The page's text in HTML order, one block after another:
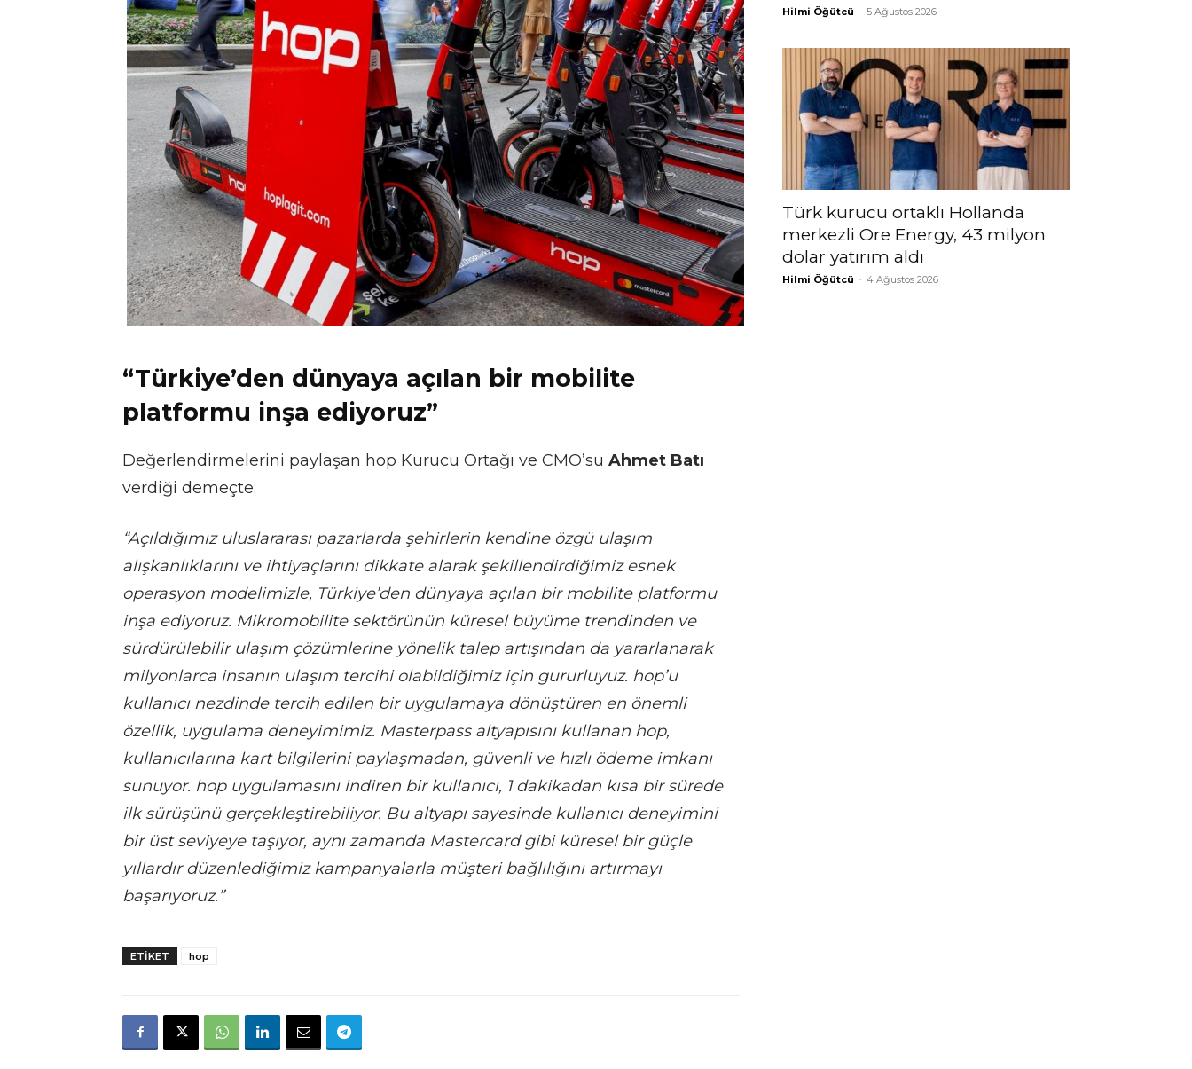
“Türkiye’den dünyaya açılan bir mobilite
platformu inşa ediyoruz”
Değerlendirmelerini paylaşan hop Kurucu Ortağı ve CMO’su Ahmet Batı
verdiği demeçte;
“Açıldığımız uluslararası pazarlarda şehirlerin kendine özgü ulaşım
alışkanlıklarını ve ihtiyaçlarını dikkate alarak şekillendirdiğimiz esnek
operasyon modelimizle, Türkiye’den dünyaya açılan bir mobilite platformu
inşa ediyoruz. Mikromobilite sektörünün küresel büyüme trendinden ve
sürdürülebilir ulaşım çözümlerine yönelik talep artışından da yararlanarak
milyonlarca insanın ulaşım tercihi olabildiğimiz için gururluyuz. hop’u
kullanıcı nezdinde tercih edilen bir uygulamaya dönüştüren en önemli
özellik, uygulama deneyimimiz. Masterpass altyapısını kullanan hop,
kullanıcılarına kart bilgilerini paylaşmadan, güvenli ve hızlı ödeme imkanı
sunuyor. hop uygulamasını indiren bir kullanıcı, 1 dakikadan kısa bir sürede
ilk sürüşünü gerçekleştirebiliyor. Bu altyapı sayesinde kullanıcı deneyimini
bir üst seviyeye taşıyor, aynı zamanda Mastercard gibi küresel bir güçle
yıllardır düzenlediğimiz kampanyalarla müşteri bağlılığını artırmayı
başarıyoruz.”
ETIKET hop
Hilmi Öğütcü - 5 Ağustos 2026
Türk kurucu ortaklı Hollanda
merkezli Ore Energy, 43 milyon
dolar yatırım aldı
Hilmi Öğütcü - 4 Ağustos 2026